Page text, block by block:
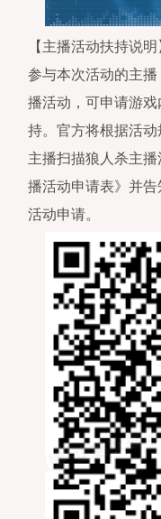
【主播活动扶持说明
参与本次活动的主
播活动，可申请游
持。官方将根据活动
主播扫描狼人杀主
播活动申请表》并
活动申请。